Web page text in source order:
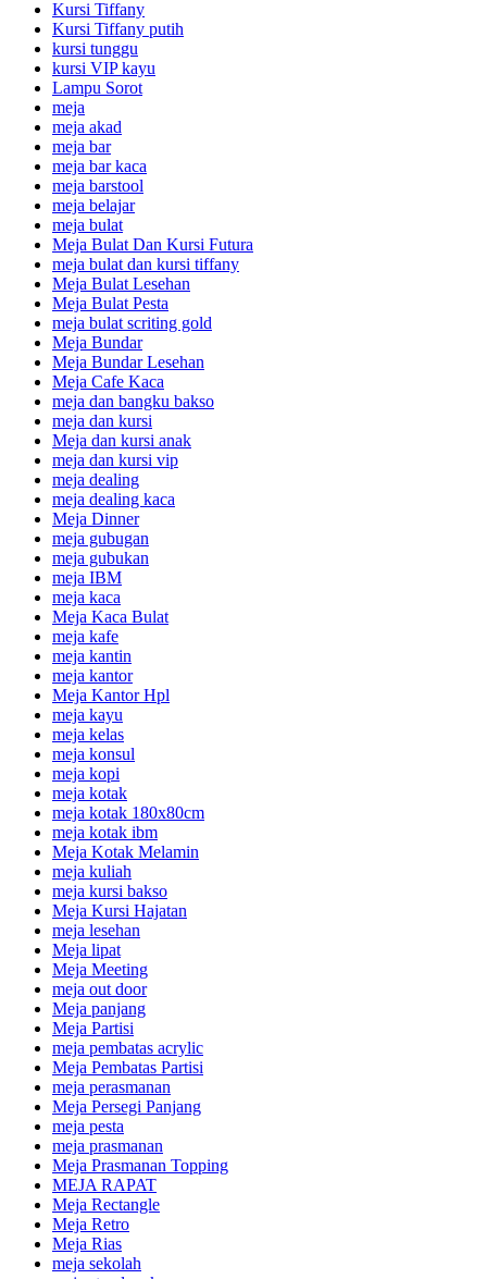
Kursi Tiffany
Kursi Tiffany putih
kursi tunggu
kursi VIP kayu
Lampu Sorot
meja
meja akad
meja bar
meja bar kaca
meja barstool
meja belajar
meja bulat
Meja Bulat Dan Kursi Futura
meja bulat dan kursi tiffany
Meja Bulat Lesehan
Meja Bulat Pesta
meja bulat scriting gold
Meja Bundar
Meja Bundar Lesehan
Meja Cafe Kaca
meja dan bangku bakso
meja dan kursi
Meja dan kursi anak
meja dan kursi vip
meja dealing
meja dealing kaca
Meja Dinner
meja gubugan
meja gubukan
meja IBM
meja kaca
Meja Kaca Bulat
meja kafe
meja kantin
meja kantor
Meja Kantor Hpl
meja kayu
meja kelas
meja konsul
meja kopi
meja kotak
meja kotak 180x80cm
meja kotak ibm
Meja Kotak Melamin
meja kuliah
meja kursi bakso
Meja Kursi Hajatan
meja lesehan
Meja lipat
Meja Meeting
meja out door
Meja panjang
Meja Partisi
meja pembatas acrylic
Meja Pembatas Partisi
meja perasmanan
Meja Persegi Panjang
meja pesta
meja prasmanan
Meja Prasmanan Topping
MEJA RAPAT
Meja Rectangle
Meja Retro
Meja Rias
meja sekolah